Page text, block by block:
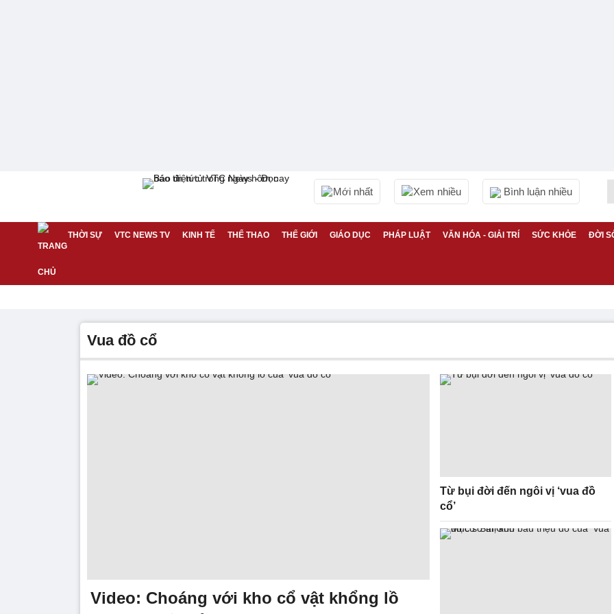
Mới nhất Xem nhiều Bình luận nhiều
THỜI SỰ VTC NEWS TV KINH TẾ THỂ THAO THẾ GIỚI GIÁO DỤC PHÁP LUẬT VĂN HÓA - GIẢI TRÍ SỨC KHỎE ĐỜI
Vua đồ cổ
Video: Choáng với kho cổ vật khổng lồ
Từ bụi đời đến ngôi vị ‘vua đồ
cổ’